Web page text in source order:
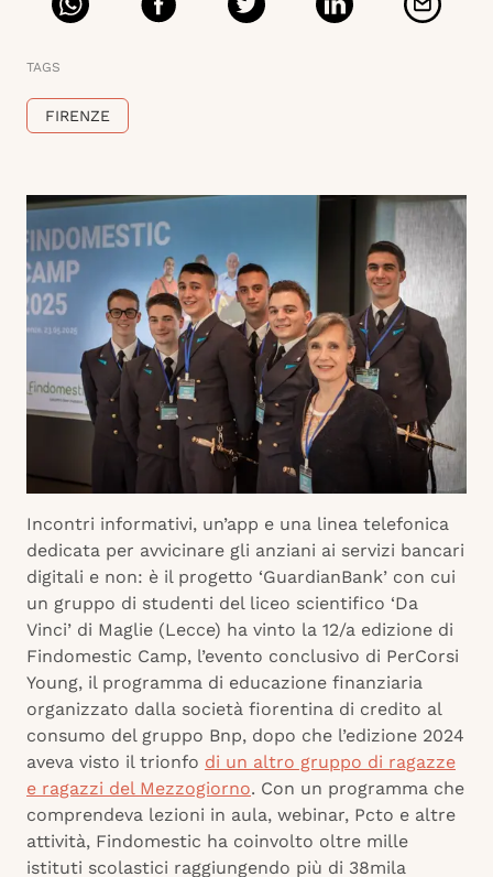
TAGS
FIRENZE
Incontri informativi, un’app e una linea telefonica
dedicata per avvicinare gli anziani ai servizi bancari
digitali e non: è il progetto ‘GuardianBank’ con cui
un gruppo di studenti del liceo scientifico ‘Da
Vinci’ di Maglie (Lecce) ha vinto la 12/a edizione di
Findomestic Camp, l’evento conclusivo di PerCorsi
Young, il programma di educazione finanziaria
organizzato dalla società fiorentina di credito al
consumo del gruppo Bnp, dopo che l’edizione 2024
aveva visto il trionfo di un altro gruppo di ragazze
e ragazzi del Mezzogiorno. Con un programma che
comprendeva lezioni in aula, webinar, Pcto e altre
attività, Findomestic ha coinvolto oltre mille
istituti scolastici raggiungendo più di 38mila